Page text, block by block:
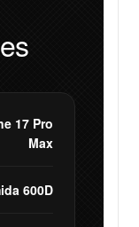
17 Pro
Max
600D